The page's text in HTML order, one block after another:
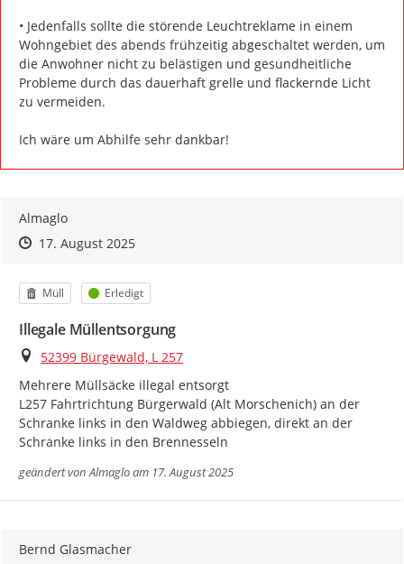
• Jedenfalls sollte die störende Leuchtreklame in einem
Wohngebiet des abends frühzeitig abgeschaltet werden, um
die Anwohner nicht zu belästigen und gesundheitliche
Probleme durch das dauerhaft grelle und flackernde Licht
zu vermeiden.
Ich wäre um Abhilfe sehr dankbar!
Almaglo
Zeitpunkt des Erstellens
Zeitpunkt des Erstellens
17. August 2025Zur Äußerung
Kategorie
Müll Status
Erledigt
Illegale Müllentsorgung
Ort
52399 Bürgewald, L 257
Mehrere Müllsäcke illegal entsorgt
L257 Fahrtrichtung Bürgerwald (Alt Morschenich) an der
Schranke links in den Waldweg abbiegen, direkt an der
Schranke links in den Brennesseln
geändert vonAlmagloam 17. August 2025
Bernd Glasmacher